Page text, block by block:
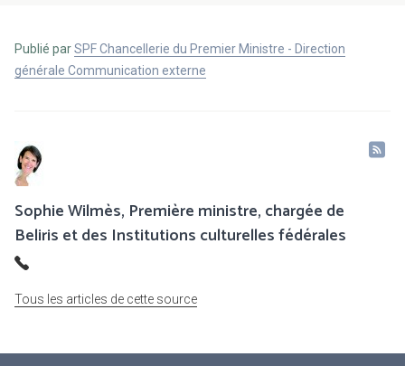
Publié parSPF Chancellerie du Premier Ministre - Direction
générale Communication externe
Sophie Wilmès, Première ministre, chargée de
Beliris et des Institutions culturelles fédérales
Tous les articles de cette source